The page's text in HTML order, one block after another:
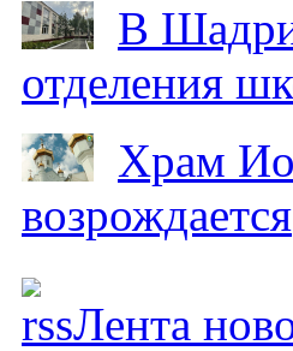
В
отделения
Храм
возрождается
Лента